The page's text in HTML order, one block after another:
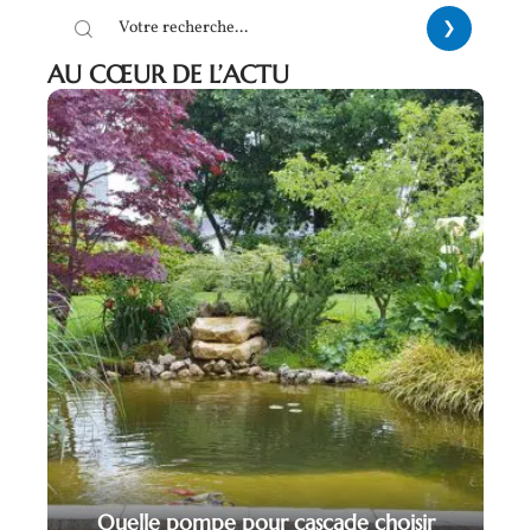
AU CŒUR DE L’ACTU
Quelle pompe pour cascade choisir